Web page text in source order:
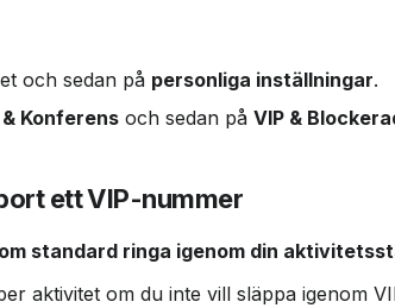
och sedan på personliga inställningar.
Konferens och sedan på VIP &
ett VIP-nummer
standard ringa igenom din
aktivitet om du inte vill släppa igenom